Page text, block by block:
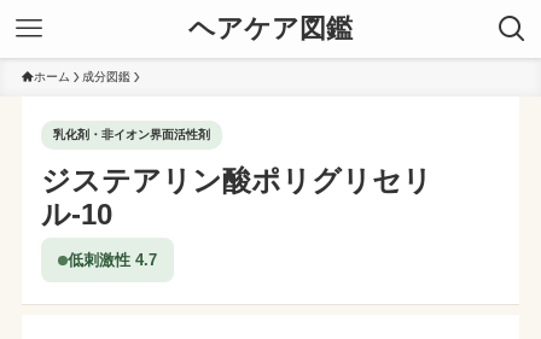
ヘアケア図鑑
ホーム 成分図鑑
乳化剤・非イオン界面活性剤
ジステアリン酸ポリグリセリ
ル-10
低刺激性 4.7